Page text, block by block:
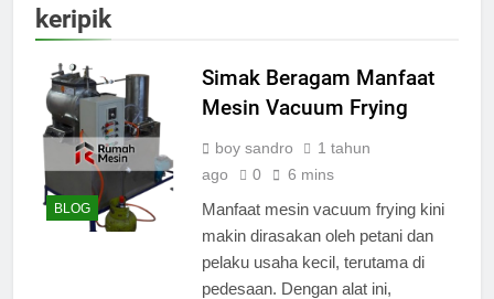
keripik
BLOG
Simak Beragam Manfaat
Mesin Vacuum Frying
boy sandro
1 tahun
ago
0 6 mins
Manfaat mesin vacuum frying kini
makin dirasakan oleh petani dan
pelaku usaha kecil, terutama di
pedesaan. Dengan alat ini,